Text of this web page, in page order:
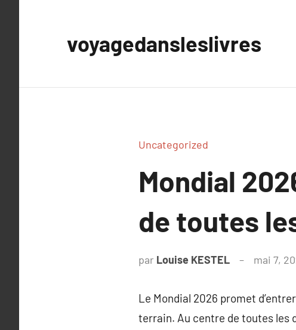
voyagedansleslivres
Uncategorized
Mondial
de toutes
par Louise KESTEL mai 7,
Le Mondial 2026 promet
terrain. Au centre de toutes les